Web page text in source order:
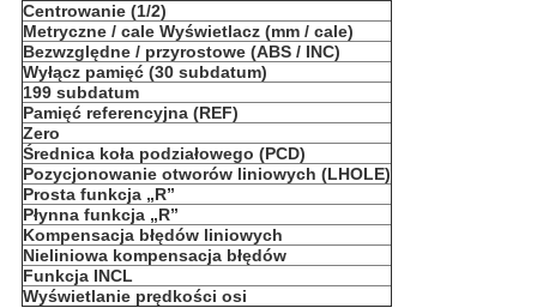
Centrowanie (1/2)
Metryczne / cale Wyświetlacz (mm / cale)
Bezwzględne / przyrostowe (ABS / INC)
Wyłącz pamięć (30 subdatum)
199 subdatum
Pamięć referencyjna (REF)
Zero
Średnica koła podziałowego (PCD)
Pozycjonowanie otworów liniowych (LHOLE)
Prosta funkcja „R”
Płynna funkcja „R”
Kompensacja błędów liniowych
Nieliniowa kompensacja błędów
Funkcja INCL
Wyświetlanie prędkości osi